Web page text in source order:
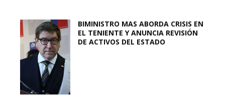
BIMINISTRO MAS ABORDA CRISIS EN
EL TENIENTE Y ANUNCIA REVISIÓN
DE ACTIVOS DEL ESTADO